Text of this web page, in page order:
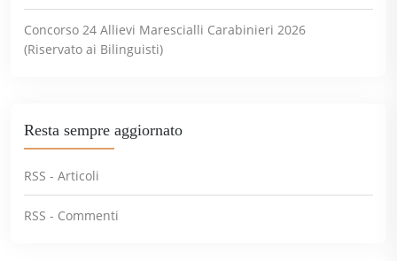
Concorso 24 Allievi Marescialli Carabinieri 2026
(Riservato ai Bilinguisti)
Resta sempre aggiornato
RSS - Articoli
RSS - Commenti